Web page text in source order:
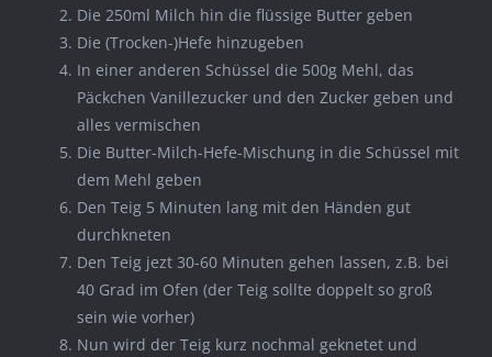
Die 250ml Milch hin die flüssige Butter geben
Die (Trocken-)Hefe hinzugeben
In einer anderen Schüssel die 500g Mehl, das
Päckchen Vanillezucker und den Zucker geben und
alles vermischen
Die Butter-Milch-Hefe-Mischung in die Schüssel mit
dem Mehl geben
Den Teig 5 Minuten lang mit den Händen gut
durchkneten
Den Teig jezt 30-60 Minuten gehen lassen, z.B. bei
40 Grad im Ofen (der Teig sollte doppelt so groß
sein wie vorher)
Nun wird der Teig kurz nochmal geknetet und